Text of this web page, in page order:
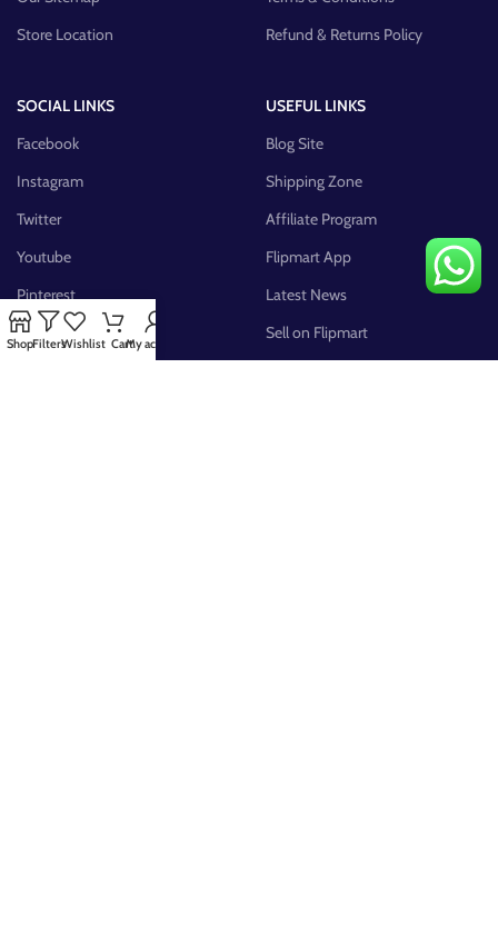
Store Location
Refund & Returns Policy
SOCIAL LINKS
Facebook
Instagram
Twitter
Youtube
Pinterest
FB Group
USEFUL LINKS
Blog Site
Shipping Zone
Affiliate Program
Flipmart App
Latest News
Sell on Flipmart
ShopFiltersWishlist CartMy account